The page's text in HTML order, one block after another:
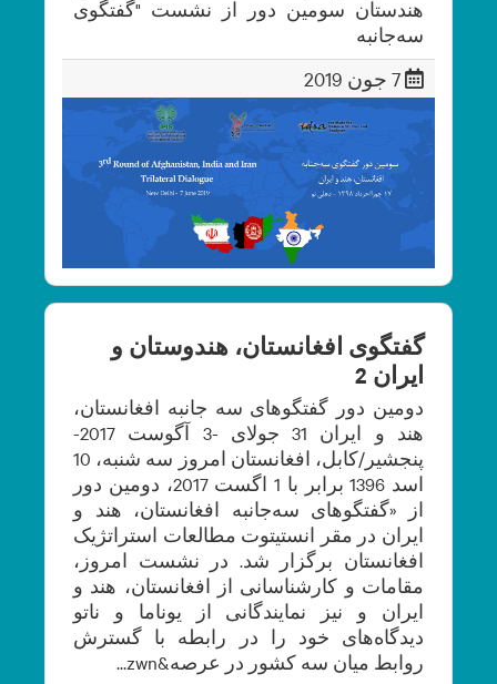
هندستان سومین دور از نشست "گفتگوی
سه‌جانبه
7 جون 2019
گفتگوی افغانستان، هندوستان و
ایران 2
دومین دور گفتگوهای سه جانبه افغانستان،
هند و ایران 31 جولای -3 آگوست 2017-
پنجشیر/کابل، افغانستان امروز سه شنبه، 10
اسد 1396 برابر با 1 اگست 2017، دومین دور
از «گفتگوهای سه‌جانبه افغانستان، هند و
ایران در مقر انستیتوت مطالعات استراتژیک
افغانستان برگزار شد. در نشست امروز،
مقامات و کارشناسانی از افغانستان، هند و
ایران و نیز نمایندگانی از یوناما و ناتو
دیدگاه‌های خود را در رابطه با گسترش
روابط میان سه کشور در عرصه&zwn...